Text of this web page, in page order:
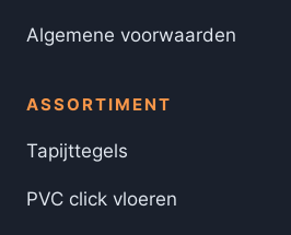
Algemene voorwaarden
ASSORTIMENT
Tapijttegels
PVC click vloeren